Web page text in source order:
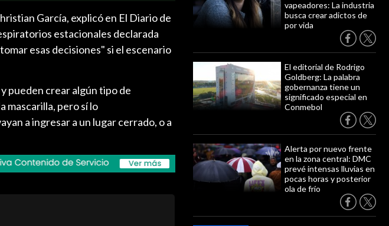
vapeadores: La industria
busca crear adictos de
por vida
El editorial de Rodrigo
Goldberg: La palabra
gobernanza tiene un
significado especial en
Conmebol
Alerta por nuevo frente
en la zona central: DMC
prevé intensas lluvias en
pocas horas y posterior
ola de frío
García, explicó en El Diario de
estacionales declarada
esas decisiones" si el escenario
pueden crear algún tipo de
mascarilla, pero sí lo
a ingresar a un lugar cerrado, o a